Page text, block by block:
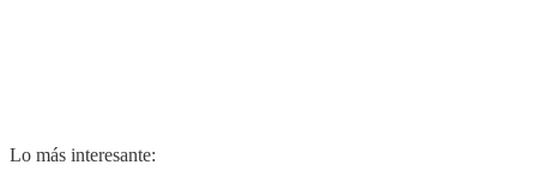
Lo más interesante: